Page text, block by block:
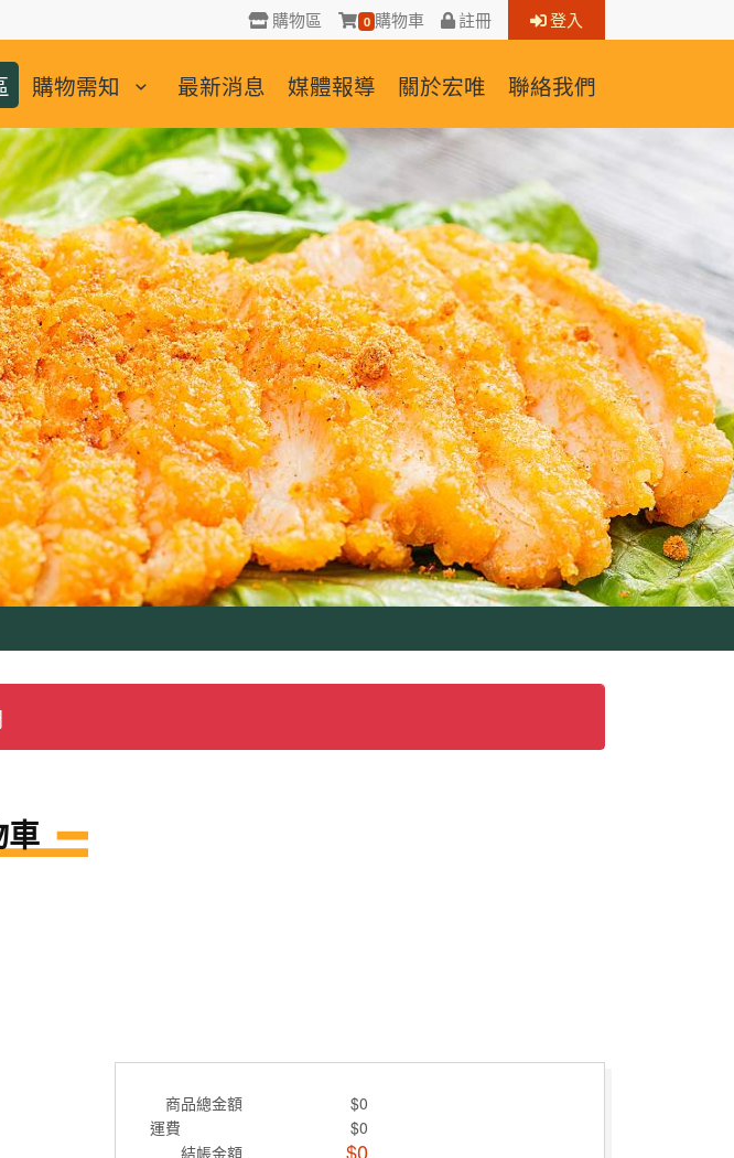
購物區 0 購物車 註冊 登入
購物需知 最新消息 媒體報導 關於宏唯 聯絡我們
車
商品總金額
$0
運費
$0
結帳金額
$0